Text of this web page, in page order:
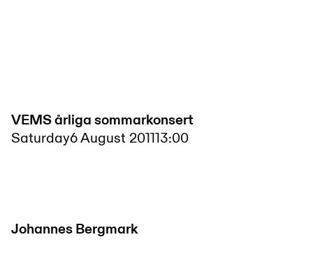
VEMS årliga sommarkonsert
Saturday6 August 201113:00
Johannes Bergmark